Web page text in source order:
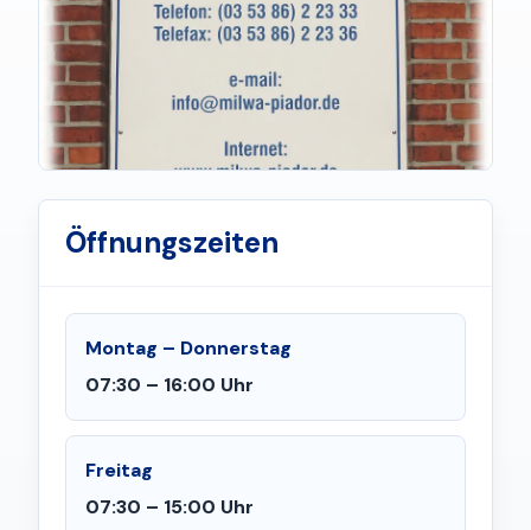
Öffnungszeiten
Montag – Donnerstag
07:30 – 16:00 Uhr
Freitag
07:30 – 15:00 Uhr